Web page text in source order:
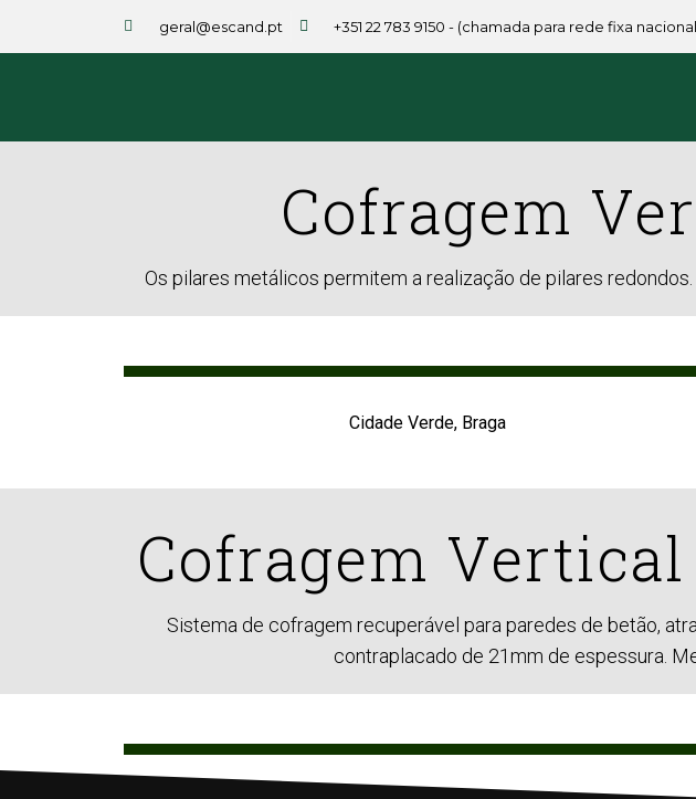
geral@escand.pt +351 22 783 9150 - (chamada para rede fixa
Cofragem
Os pilares metálicos permitem a realização de pilares
Cidade Verde, Braga
Cofragem
Sistema de cofragem recuperável para paredes de betão,
contraplacado de 21mm de espessura.